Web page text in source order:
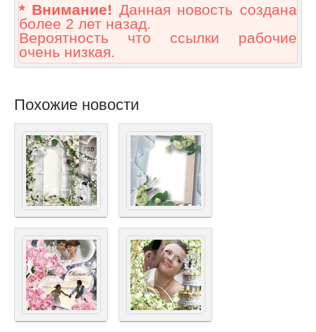
* Внимание! Данная новость создана
более 2 лет назад.
Вероятность что ссылки рабочие
очень низкая.
Похожие новости